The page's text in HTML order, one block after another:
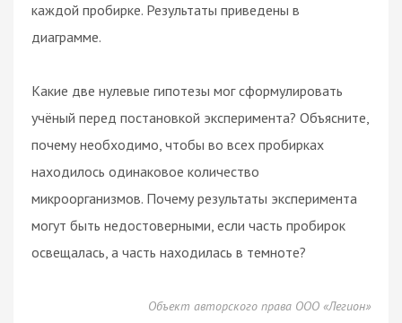
каждой пробирке. Результаты приведены в
диаграмме.
Какие две нулевые гипотезы мог сформулировать
учёный перед постановкой эксперимента? Объясните,
почему необходимо, чтобы во всех пробирках
находилось одинаковое количество
микроорганизмов. Почему результаты эксперимента
могут быть недостоверными, если часть пробирок
освещалась, а часть находилась в темноте?
Объект авторского права ООО «Легион»